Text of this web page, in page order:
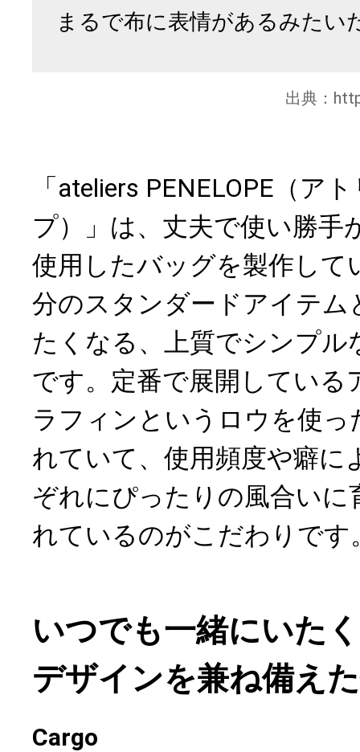
まるで布に表情があるみたい
出典：
「ateliers PENELOPE（ア
プ）」は、丈夫で使い勝手
使用したバッグを製作して
分のスタンダードアイテム
たくなる、上質でシンプル
です。定番で展開している
ラフィンというロウを使っ
れていて、使用頻度や癖に
ぞれにぴったりの風合いに
れているのがこだわりです
いつでも一緒にいた
デザインを兼ね備え
Cargo